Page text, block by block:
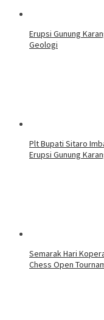
Erupsi Gunung
Geologi
Plt Bupati Sitaro
Erupsi Gunung
Semarak Hari
Chess Open